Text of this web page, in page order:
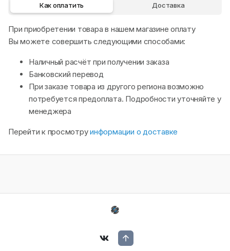
Как оплатить Доставка
При приобретении товара в нашем магазине оплату
Вы можете совершить следующими способами:
Наличный расчёт при получении заказа
Банковский перевод
При заказе товара из другого региона возможно
потребуется предоплата. Подробности уточняйте у
менеджера
Перейти к просмотруинформации о доставке